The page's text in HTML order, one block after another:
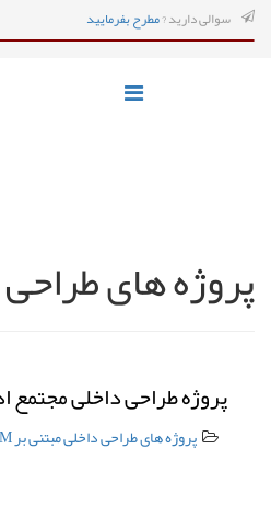
سوالی دارید ?مطرح بفرمایید
پروژه های
پروژه طراحی داخلی مجتمع
پروژه های طراحی داخلی مبتنی بر BIM